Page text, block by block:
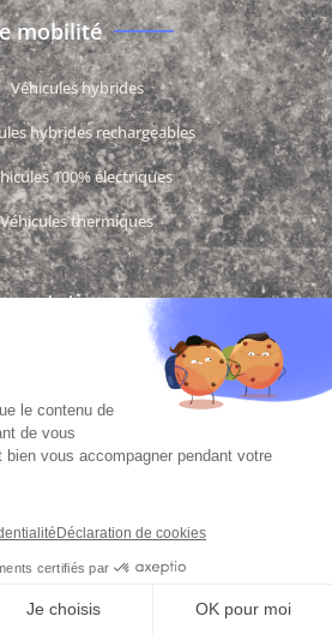
mobilité
Véhicules hybrides
hybrides rechargeables
100% électriques
Véhicules thermiques
des données personnelles
Mentions légales